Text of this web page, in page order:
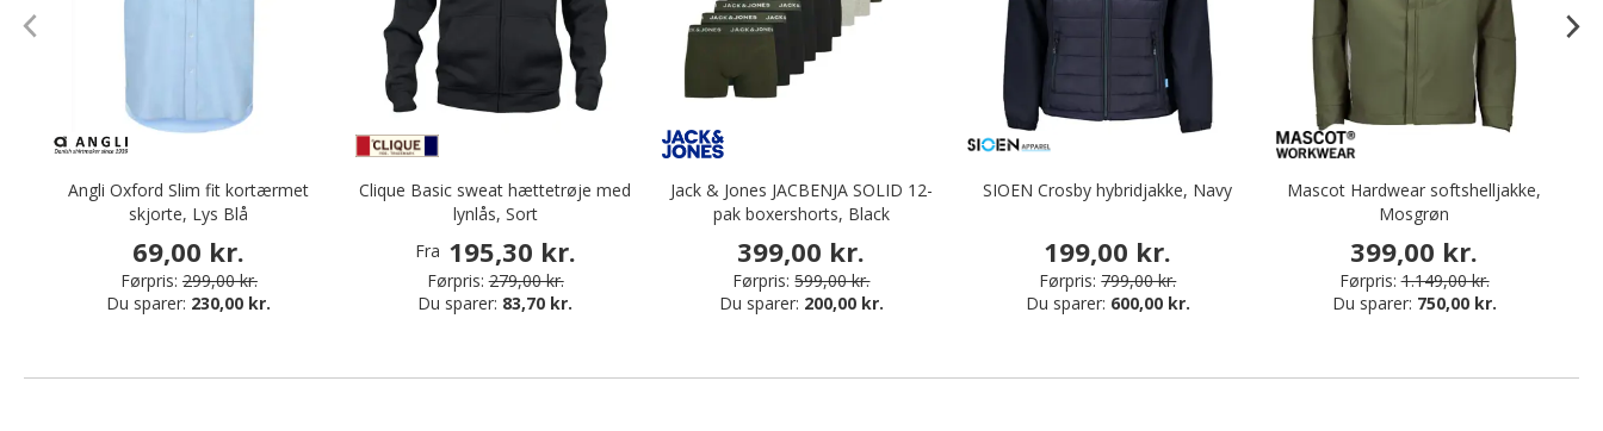
Angli Oxford Slim fit kortærmet
skjorte, Lys Blå
69,00 kr.
Førpris: 299,00 kr.
Du sparer: 230,00 kr.
Clique Basic sweat hættetrøje med
lynlås, Sort
Fra 195,30 kr.
Førpris: 279,00 kr.
Du sparer: 83,70 kr.
Jack & Jones JACBENJA SOLID 12-
pak boxershorts, Black
399,00 kr.
Førpris: 599,00 kr.
Du sparer: 200,00 kr.
SIOEN Crosby hybridjakke, Navy
199,00 kr.
Førpris: 799,00 kr.
Du sparer: 600,00 kr.
Mascot Hardwear softshelljakke,
Mosgrøn
399,00 kr.
Førpris: 1.149,00 kr.
Du sparer: 750,00 kr.